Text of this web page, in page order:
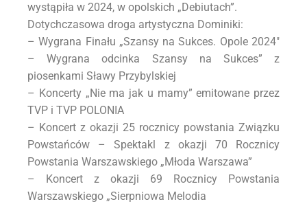
wystąpiła w 2024, w opolskich „Debiutach”.
Dotychczasowa droga artystyczna Dominiki:
– Wygrana Finału „Szansy na Sukces. Opole 2024″
– Wygrana odcinka Szansy na Sukces” z
piosenkami Sławy Przybylskiej
– Koncerty „Nie ma jak u mamy” emitowane przez
TVP i TVP POLONIA
– Koncert z okazji 25 rocznicy powstania Związku
Powstańców – Spektakl z okazji 70 Rocznicy
Powstania Warszawskiego „Młoda Warszawa”
– Koncert z okazji 69 Rocznicy Powstania
Warszawskiego „Sierpniowa Melodia